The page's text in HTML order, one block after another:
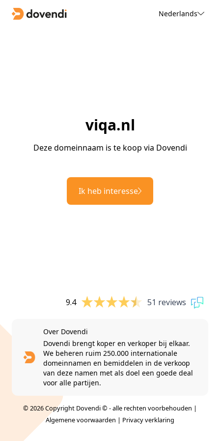
Nederlands
viqa.nl
Deze domeinnaam is te koop via Dovendi
Ik heb interesse
9.4 51 reviews
Over Dovendi
Dovendi brengt koper en verkoper bij elkaar.
We beheren ruim 250.000 internationale
domeinnamen en bemiddelen in de verkoop
van deze namen met als doel een goede deal
voor alle partijen.
© 2026 Copyright Dovendi © - alle rechten voorbehouden |
Algemene voorwaarden | Privacy verklaring